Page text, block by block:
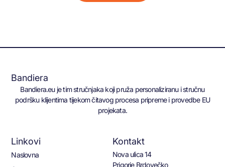
Bandiera
Bandiera.eu je tim stručnjaka koji pruža personaliziranu i stručnu
podršku klijentima tijekom čitavog procesa pripreme i provedbe EU
projekata.
Linkovi
Naslovna
Kontakt
Nova ulica 14
Prigorje Brdovečko